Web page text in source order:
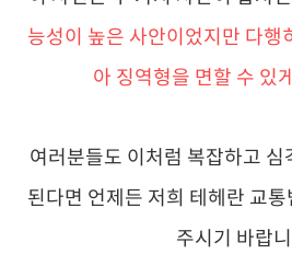
능성이 높은 사안이었지만 다행
아 징역형을 면할 수 있
여러분들도 이처럼 복잡하고
된다면 언제든 저희 테헤란 교
주시기 바랍